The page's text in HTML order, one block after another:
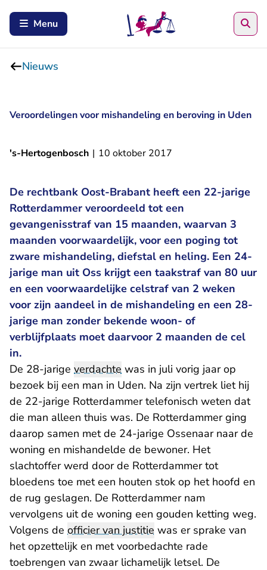
Menu
Nieuws
Veroordelingen voor mishandeling en beroving in Uden
's-Hertogenbosch | 10 oktober 2017
De rechtbank Oost-Brabant heeft een 22-jarige
Rotterdammer veroordeeld tot een
gevangenisstraf van 15 maanden, waarvan 3
maanden voorwaardelijk, voor een poging tot
zware mishandeling, diefstal en heling. Een 24-
jarige man uit Oss krijgt een taakstraf van 80 uur
en een voorwaardelijke celstraf van 2 weken
voor zijn aandeel in de mishandeling en een 28-
jarige man zonder bekende woon- of
verblijfplaats moet daarvoor 2 maanden de cel
in.
De 28-jarige verdachte was in juli vorig jaar op
bezoek bij een man in Uden. Na zijn vertrek liet hij
de 22-jarige Rotterdammer telefonisch weten dat
die man alleen thuis was. De Rotterdammer ging
daarop samen met de 24-jarige Ossenaar naar de
woning en mishandelde de bewoner. Het
slachtoffer werd door de Rotterdammer tot
bloedens toe met een houten stok op het hoofd en
de rug geslagen. De Rotterdammer nam
vervolgens uit de woning een gouden ketting weg.
Volgens de officier van justitie was er sprake van
het opzettelijk en met voorbedachte rade
toebrengen van zwaar lichamelijk letsel. De